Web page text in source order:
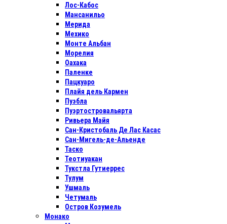
Лос-Кабос
Мансанильо
Мерида
Мехико
Монте Альбан
Морелия
Оахака
Паленке
Пацкуаро
Плайя дель Кармен
Пуэбла
Пуэртостровальярта
Ривьера Майя
Сан-Кристобаль Де Лас Касас
Сан-Мигель-де-Альенде
Таско
Теотиуакан
Тукстла Гутиеррес
Тулум
Ушмаль
Четумаль
Остров Козумель
Монако